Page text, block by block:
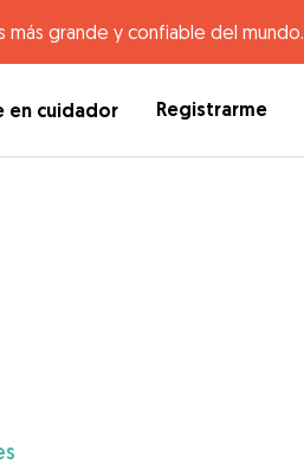
grande y confiable del mundo.
en cuidador Registrarme